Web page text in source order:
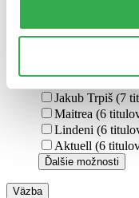
Veronika
Eezy
Jakub Trpiš (7
Maitrea (6
Lindeni (6
Aktuell (6
Ďalšie možnosti
Väzba